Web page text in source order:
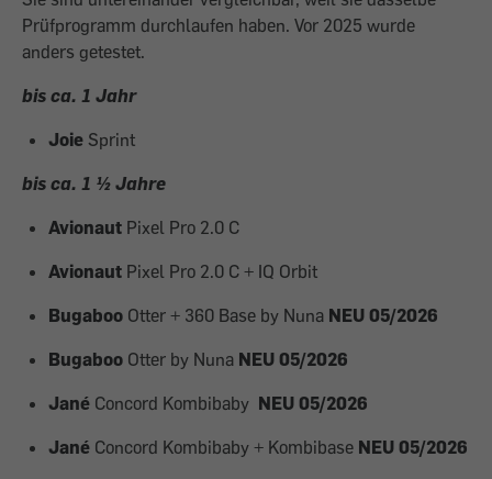
Prüfprogramm durchlaufen haben. Vor 2025 wurde
anders getestet.
bis ca. 1 Jahr
Joie Sprint
bis ca. 1 ½ Jahre
Avionaut Pixel Pro 2.0 C
Avionaut Pixel Pro 2.0 C + IQ Orbit
Bugaboo Otter + 360 Base by Nuna NEU 05/2026
Bugaboo Otter by Nuna NEU 05/2026
Jané Concord Kombibaby NEU 05/2026
Jané Concord Kombibaby + Kombibase NEU 05/2026